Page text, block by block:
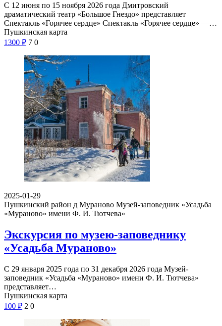
С 12 июня по 15 ноября 2026 года Дмитровский
драматический театр «Большое Гнездо» представляет
Спектакль «Горячее сердце» Спектакль «Горячее сердце» —…
Пушкинская карта
1300 ₽ 7 0
2025-01-29
Пушкинский район д Мураново Музей-заповедник «Усадьба
«Мураново» имени Ф. И. Тютчева»
Экскурсия по музею-заповеднику
«Усадьба Мураново»
С 29 января 2025 года по 31 декабря 2026 года Музей-
заповедник «Усадьба «Мураново» имени Ф. И. Тютчева»
представляет…
Пушкинская карта
100 ₽ 2 0